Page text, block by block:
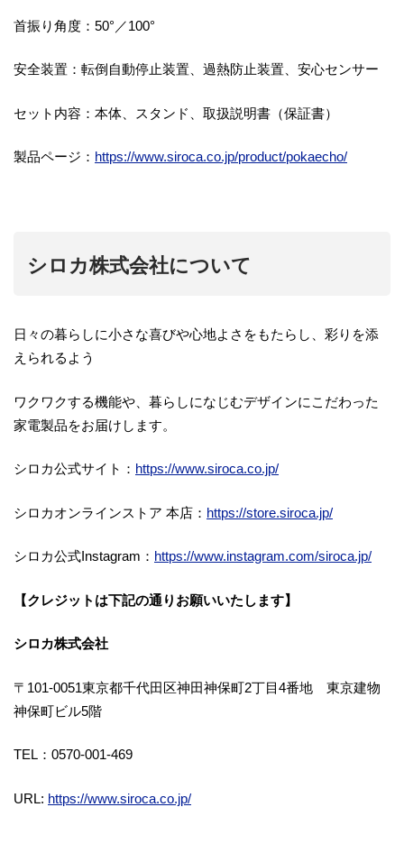
首振り角度：50°／100°
安全装置：転倒自動停止装置、過熱防止装置、安心センサー
セット内容：本体、スタンド、取扱説明書（保証書）
製品ページ： https://www.siroca.co.jp/product/pokaecho/
シロカ株式会社について
日々の暮らしに小さな喜びや心地よさをもたらし、彩りを添
えられるよう
ワクワクする機能や、暮らしになじむデザインにこだわった
家電製品をお届けします。
シロカ公式サイト： https://www.siroca.co.jp/
シロカオンラインストア 本店： https://store.siroca.jp/
シロカ公式Instagram： https://www.instagram.com/siroca.jp/
【クレジットは下記の通りお願いいたします】
シロカ株式会社
〒101-0051東京都千代田区神田神保町2丁目4番地 東京建物
神保町ビル5階
TEL：0570-001-469
URL: https://www.siroca.co.jp/